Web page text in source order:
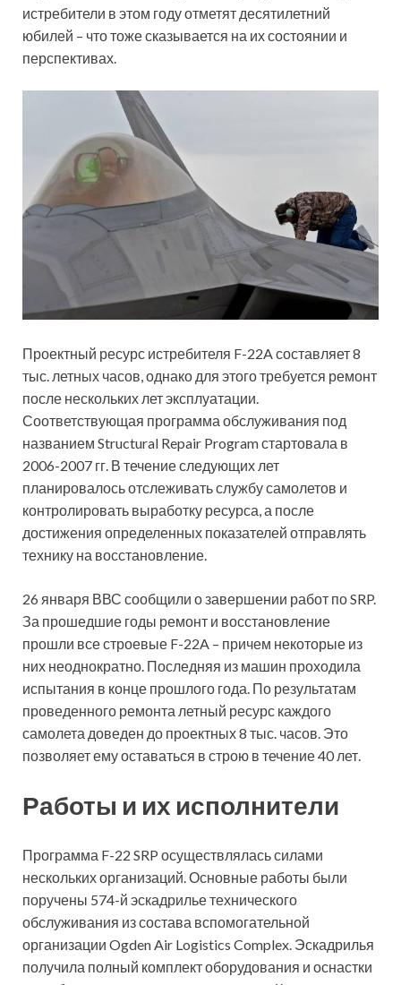
истребители в этом году отметят десятилетний
юбилей – что тоже сказывается на их состоянии и
перспективах.
Проектный ресурс истребителя F-22A составляет 8
тыс. летных часов, однако для этого требуется ремонт
после нескольких лет эксплуатации.
Соответствующая программа обслуживания под
названием Structural Repair Program стартовала в
2006-2007 гг. В течение следующих лет
планировалось отслеживать службу самолетов и
контролировать выработку ресурса, а после
достижения определенных показателей отправлять
технику на восстановление.
26 января ВВС сообщили о завершении работ по SRP.
За прошедшие годы ремонт и восстановление
прошли все строевые F-22A – причем некоторые из
них неоднократно. Последняя из машин проходила
испытания в конце прошлого года. По результатам
проведенного ремонта летный ресурс каждого
самолета доведен до проектных 8 тыс. часов. Это
позволяет ему оставаться в строю в течение 40 лет.
Работы и их исполнители
Программа F-22 SRP осуществлялась силами
нескольких организаций. Основные работы были
поручены 574-й эскадрилье технического
обслуживания из состава вспомогательной
организации Ogden Air Logistics Complex. Эскадрилья
получила полный комплект оборудования и оснастки